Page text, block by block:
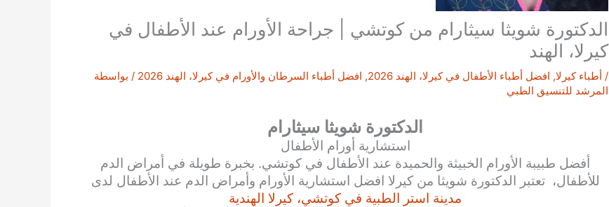
الدكتورة شويثا سيثارام من كوتشي | جراحة الأورام عند الأطفال في
كيرلا، الهند
/ أطباء كيرلا, افضل أطباء الأطفال في كيرلا، الهند 2026 , افضل أطباء السرطان والأورام في كيرلا، الهند 2026
/ بواسطة
المرشد للتنسيق الطبي
الدكتورة شويثا سيثارام
استشارية أورام الأطفال
أفضل طبيبة الأورام الخبيثة والحميدة عند الأطفال في كوتشي. بخبرة طويلة في أمراض الدم
للأطفال، تعتبر الدكتورة شويثا من كيرلا افضل استشارية الأورام وأمراض الدم عند الأطفال لدى
مدينة استر الطبية في كوتشي، كيرلا الهندية